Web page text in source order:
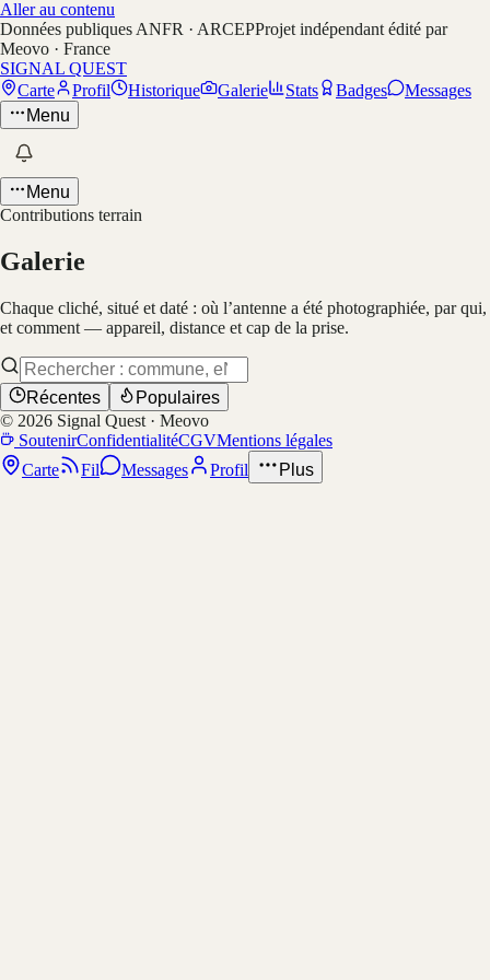
Aller au contenu
Données publiques ANFR · ARCEPProjet indépendant édité par
Meovo · France
SIGNAL QUEST
Carte
Profil Historique Galerie Stats Badges
Messages
Menu
Menu
Contributions terrain
Galerie
Chaque cliché, situé et daté : où l’antenne a été photographiée, par qui,
et comment — appareil, distance et cap de la prise.
Récentes
Populaires
© 2026 Signal Quest · Meovo
SoutenirConfidentialitéCGVMentions légales
Carte
Fil Messages Profil Plus